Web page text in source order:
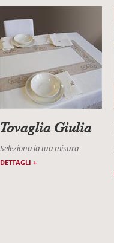
Tovaglia Giulia
Seleziona la tua misura
DETTAGLI +